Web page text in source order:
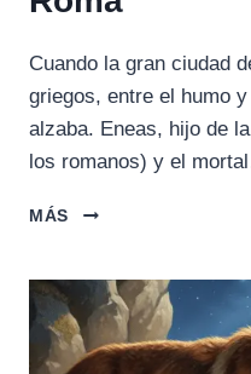
Cuando la gran ciudad
griegos, entre el humo
alzaba. Eneas, hijo de
los romanos) y el
MÁS
ENEAS
ORIGEN
TROYANO
DE
ROMA